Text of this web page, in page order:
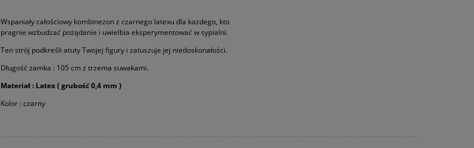
Wspaniały całościowy kombinezon z czarnego latexu dla każdego, kto
pragnie wzbudzać pożądanie i uwielbia eksperymentować w sypialni.
Ten strój podkreśli atuty Twojej figury i zatuszuje jej niedoskonałości.
Długość zamka : 105 cm z trzema suwakami.
Materiał : Latex ( grubość 0,4 mm )
Kolor : czarny